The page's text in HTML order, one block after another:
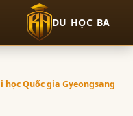
DU HỌC BA
học Quốc gia Gyeongsang